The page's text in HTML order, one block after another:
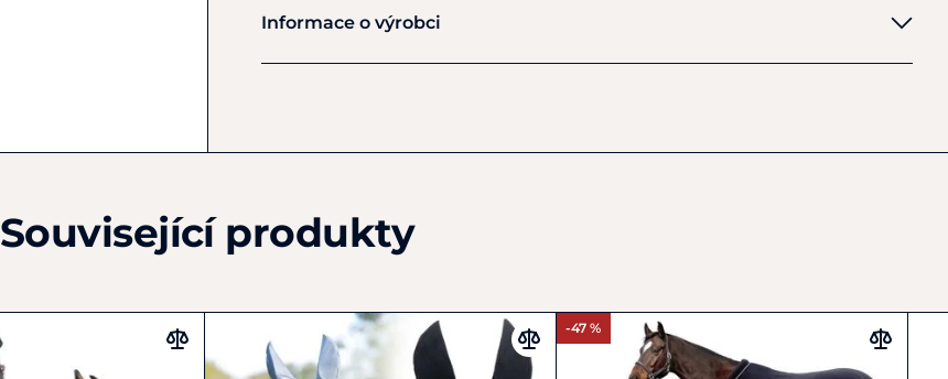
HKM
Informace o výrobci
Neuenhaus
+49 4959 4198980
shop@hkm-sports.com
Související produkty
-47 %